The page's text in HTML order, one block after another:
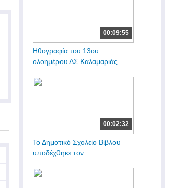
00:09:55
Ηθογραφία του 13ου
ολοημέρου ΔΣ Καλαμαριάς...
00:02:32
Το Δημοτικό Σχολείο Βίβλου
υποδέχθηκε τον...